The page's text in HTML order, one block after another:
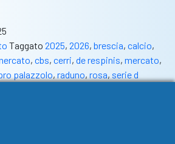
Taggato 2025, 2026, brescia, calcio,
, cbs, cerri, de respinis, mercato,
palazzolo, raduno, rosa, serie d